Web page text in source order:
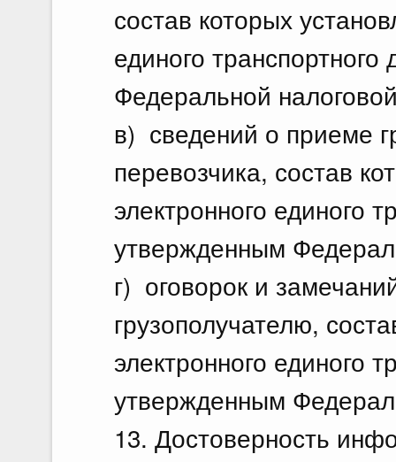
состав которых
единого
Федеральной
в) сведений о приеме
перевозчика, состав
электронного единого
утвержденным
г) оговорок и
грузополучателю,
электронного единого
утвержденным
13. Достоверность